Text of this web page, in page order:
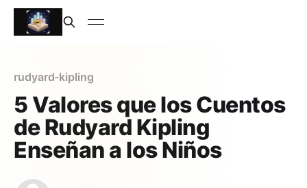
rudyard-kipling
5 Valores que los Cuentos
de Rudyard Kipling
Enseñan a los Niños